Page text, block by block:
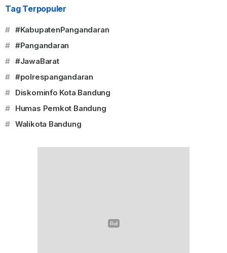
Tag Terpopuler
# #KabupatenPangandaran
# #Pangandaran
# #JawaBarat
# #polrespangandaran
# Diskominfo Kota Bandung
# Humas Pemkot Bandung
# Walikota Bandung